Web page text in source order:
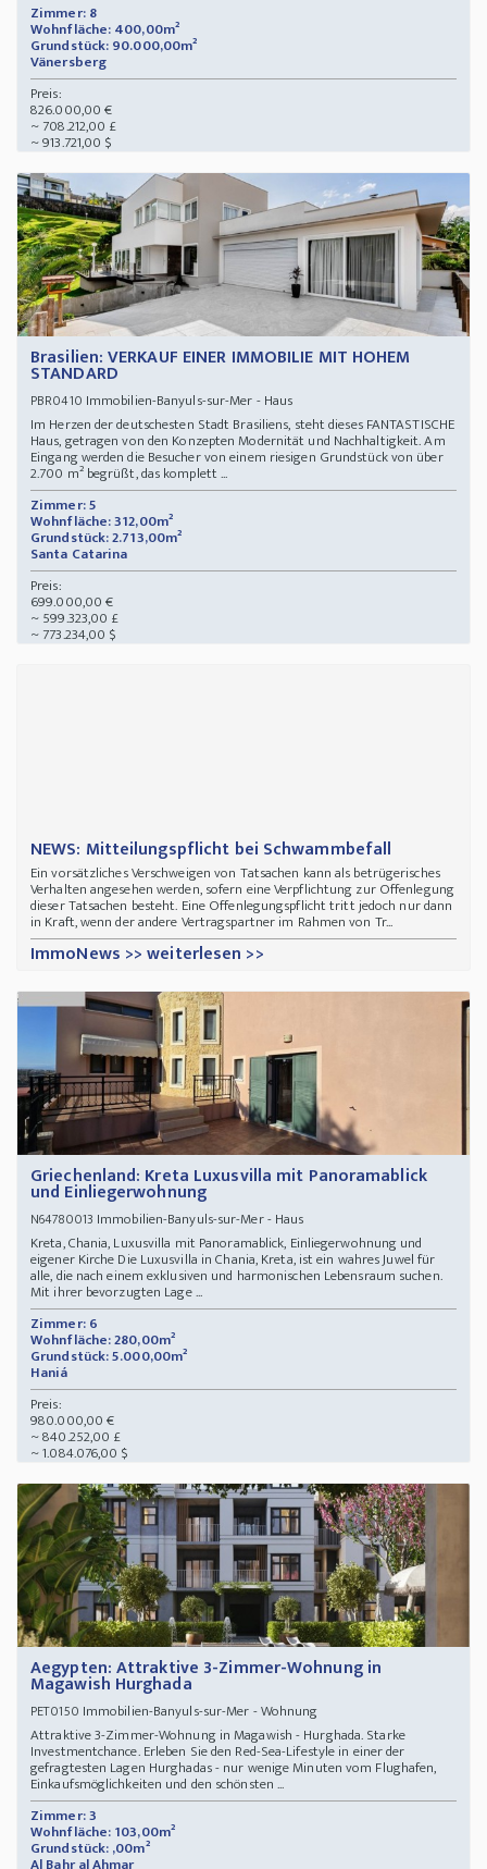
Zimmer: 8
Wohnfläche: 400,00m²
Grundstück: 90.000,00m²
Vänersberg
Preis:
826.000,00 €
~ 708.212,00 £
~ 913.721,00 $
Brasilien: VERKAUF EINER IMMOBILIE MIT HOHEM
STANDARD
PBR0410 Immobilien-Banyuls-sur-Mer - Haus
Im Herzen der deutschesten Stadt Brasiliens, steht dieses FANTASTISCHE
Haus, getragen von den Konzepten Modernität und Nachhaltigkeit. Am
Eingang werden die Besucher von einem riesigen Grundstück von über
2.700 m² begrüßt, das komplett ...
Zimmer: 5
Wohnfläche: 312,00m²
Grundstück: 2.713,00m²
Santa Catarina
Preis:
699.000,00 €
~ 599.323,00 £
~ 773.234,00 $
NEWS: Mitteilungspflicht bei Schwammbefall
Ein vorsätzliches Verschweigen von Tatsachen kann als betrügerisches
Verhalten angesehen werden, sofern eine Verpflichtung zur Offenlegung
dieser Tatsachen besteht. Eine Offenlegungspflicht tritt jedoch nur dann
in Kraft, wenn der andere Vertragspartner im Rahmen von Tr...
ImmoNews >> weiterlesen >>
Griechenland: Kreta Luxusvilla mit Panoramablick
und Einliegerwohnung
N64780013 Immobilien-Banyuls-sur-Mer - Haus
Kreta, Chania, Luxusvilla mit Panoramablick, Einliegerwohnung und
eigener Kirche Die Luxusvilla in Chania, Kreta, ist ein wahres Juwel für
alle, die nach einem exklusiven und harmonischen Lebensraum suchen.
Mit ihrer bevorzugten Lage ...
Zimmer: 6
Wohnfläche: 280,00m²
Grundstück: 5.000,00m²
Haniá
Preis:
980.000,00 €
~ 840.252,00 £
~ 1.084.076,00 $
Aegypten: Attraktive 3-Zimmer-Wohnung in
Magawish Hurghada
PET0150 Immobilien-Banyuls-sur-Mer - Wohnung
Attraktive 3-Zimmer-Wohnung in Magawish - Hurghada. Starke
Investmentchance. Erleben Sie den Red-Sea-Lifestyle in einer der
gefragtesten Lagen Hurghadas - nur wenige Minuten vom Flughafen,
Einkaufsmöglichkeiten und den schönsten ...
Zimmer: 3
Wohnfläche: 103,00m²
Grundstück: ,00m²